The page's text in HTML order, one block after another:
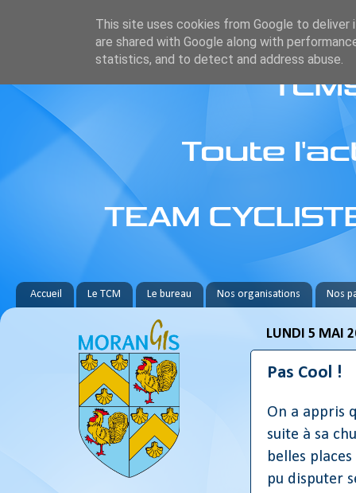
Accueil Le TCM Le bureau Nos organisations Nos
LUNDI 5 MAI
Pas Cool !
On a appris
suite à sa
belles
pu disputer
This site uses cookies from Google to deliver
are shared with Google along with
statistics, and to detect and address abuse.